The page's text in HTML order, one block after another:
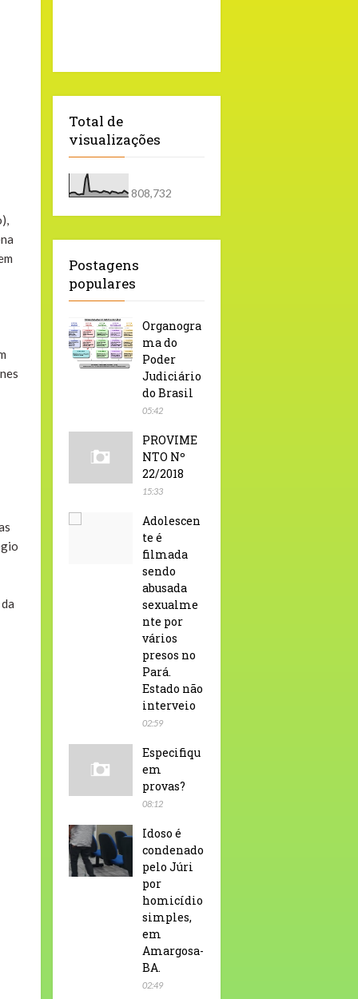
Total de
visualizações
808,732
Postagens
populares
Organogra
ma do
Poder
Judiciário
do Brasil
05:42
PROVIME
NTO Nº
22/2018
15:33
Adolescen
te é
filmada
sendo
abusada
sexualme
nte por
vários
presos no
Pará.
Estado não
interveio
02:59
Especifiqu
em
provas?
08:12
Idoso é
condenado
pelo Júri
por
homicídio
simples,
em
Amargosa-
BA.
02:49